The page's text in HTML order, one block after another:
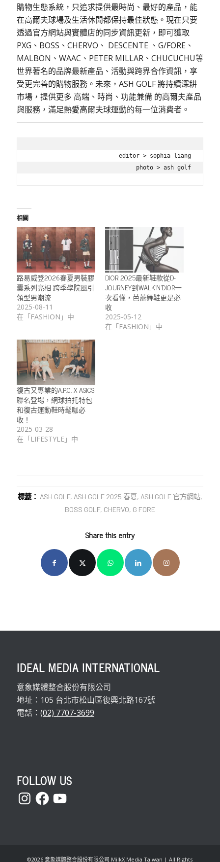
購物生態系統，只追求提供最時尚、最好的產品，能
在高爾夫球場及生活休閒都保持最佳狀態。現在只要
透過官方網站與實體店的同步資訊更新，即可獲取
PXG、BOSS、CHERVO、 DESCENTE 、G/FORE、
MALBON、WAAC、PETER MILLAR、CHUCUCHU等
世界著名的品牌最新產品、活動與跨界合作資訊，享
受更完善的購物服務。未來，ASH GOLF 將持續深耕
市場，提供更多 高端、時尚、功能兼備 的高爾夫產品
與服務，滿足熱愛高爾夫球運動的每一位消費者。
editor > sophia liang
photo > ash golf
相關
路易威登2026春夏男裝膠
囊系列亮相 跨季學院風引
領型男潮流
2025-08-11
在「FASHION」中
DIOR 2025最新鞋款從D-
JOURNEY到WALK’N’DIOR一
次看懂，芭蕾舞鞋更是必
收
2025-05-12
在「FASHION」中
復古又專業的A.P.C. X ASICS
聯名登場，網球拍托特包
和復古運動鞋時髦咖必
收！
2025-03-28
在「LIFESTYLE」中
標籤： ASH GOLF, ASH GOLF 2025 春夏, ASH GOLF 官方網站,
BOSS GOLF, CHERVO, G FORE
Share this entry
IDEAL MEDIA INTERNATIONAL
意象媒體整合股份有限公司
地址：105 台北市松山區復興北路167號
電話： (02) 7707-3699
FOLLOW US
InstagramFacebook
YouTube
©2026 意象媒體整合股份有限公司 MilkX Media Taiwan | All Rights